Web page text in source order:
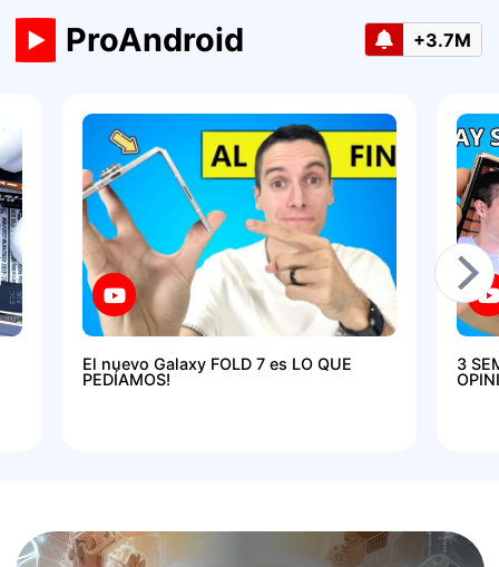
ProAndroid +3.7M
El nuevo Galaxy FOLD 7 es LO QUE
PEDÍAMOS!
3